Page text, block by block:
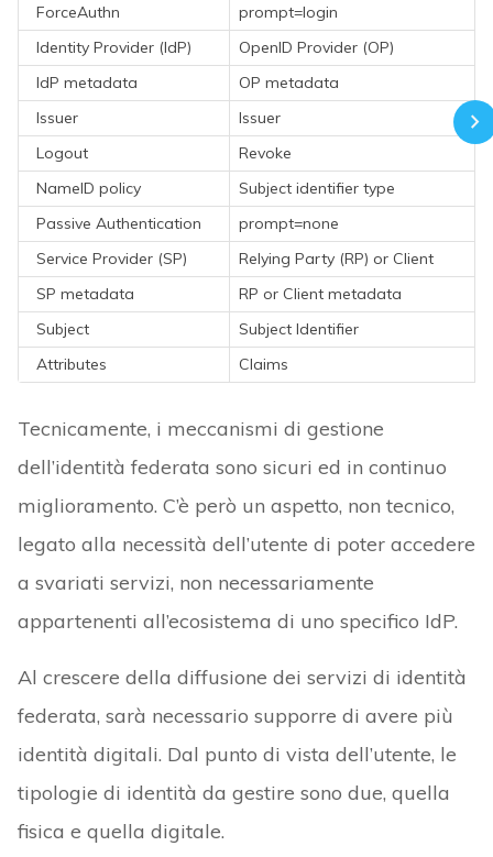
ForceAuthn
prompt=login
Identity Provider (IdP)
OpenID Provider (OP)
IdP metadata
OP metadata
Issuer
Issuer
Logout
Revoke
NameID policy
Subject identifier type
Passive Authentication
prompt=none
Service Provider (SP)
Relying Party (RP) or Client
SP metadata
RP or Client metadata
Subject
Subject Identifier
Attributes
Claims
Tecnicamente, i meccanismi di gestione
dell’identità federata sono sicuri ed in continuo
miglioramento. C’è però un aspetto, non tecnico,
legato alla necessità dell’utente di poter accedere
a svariati servizi, non necessariamente
appartenenti all’ecosistema di uno specifico IdP.
Al crescere della diffusione dei servizi di identità
federata, sarà necessario supporre di avere più
identità digitali. Dal punto di vista dell’utente, le
tipologie di identità da gestire sono due, quella
fisica e quella digitale.